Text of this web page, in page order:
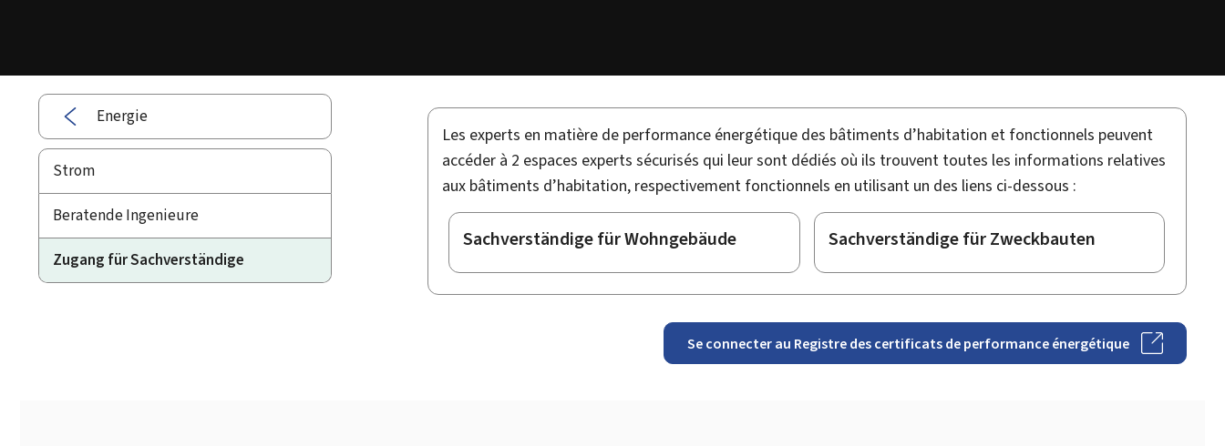
Energie
Strom
Beratende Ingenieure
Zugang für Sachverständige
Les experts en matière de performance énergétique des bâtiments d’habitation et fonctionnels peuvent
accéder à 2 espaces experts sécurisés qui leur sont dédiés où ils trouvent toutes les informations relatives
aux bâtiments d’habitation, respectivement fonctionnels en utilisant un des liens ci-dessous :
Sachverständige für Wohngebäude Sachverständige für Zweckbauten
Se connecter au Registre des certificats de performance énergétique